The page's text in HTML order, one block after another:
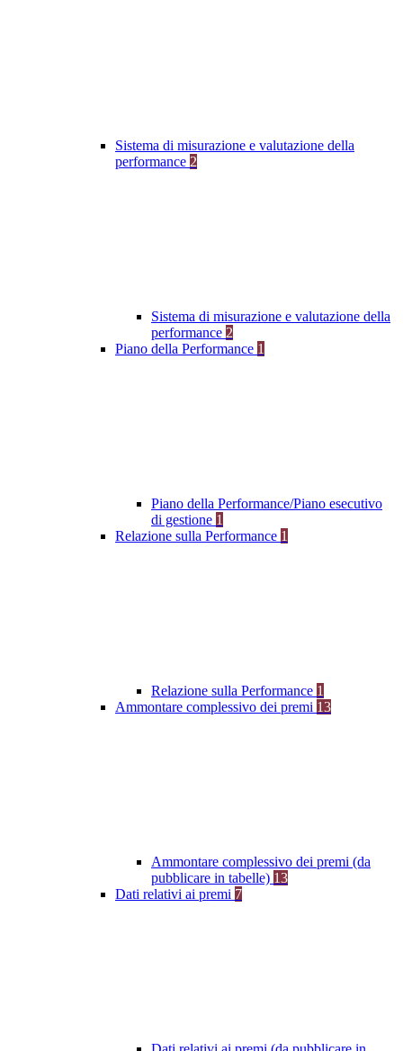
Sistema di misurazione e valutazione della
performance 2
Sistema di misurazione e valutazione della
performance 2
Piano della Performance 1
Piano della Performance/Piano esecutivo
di gestione 1
Relazione sulla Performance 1
Relazione sulla Performance 1
Ammontare complessivo dei premi 13
Ammontare complessivo dei premi (da
pubblicare in tabelle) 13
Dati relativi ai premi 7